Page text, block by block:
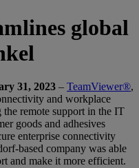
global
31, 2023 – TeamViewer®,
and workplace
remote support in the IT
goods and adhesives
enterprise connectivity
based company was able
and make it more efficient.